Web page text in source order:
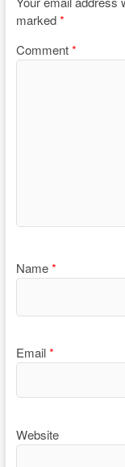
marked*
Comment*
Name*
Email*
Website